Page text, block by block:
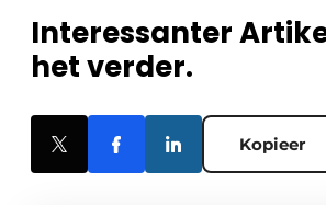
Interessanter
het verder.
Kopieer